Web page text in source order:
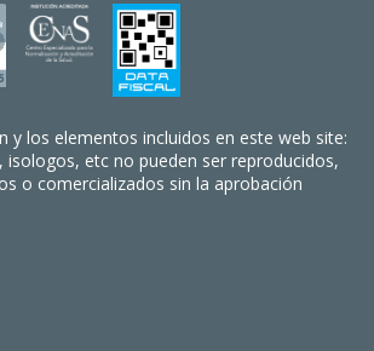
y los elementos incluidos en este web site:
etc no pueden ser reproducidos,
o comercializados sin la aprobación